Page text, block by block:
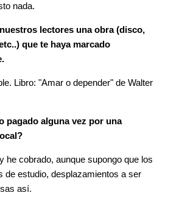
nada.
lectores una obra (disco,
que te haya marcado
Libro: "Amar o depender" de Walter
pagado alguna vez por una
he cobrado, aunque supongo que los
de estudio, desplazamientos a ser
así.